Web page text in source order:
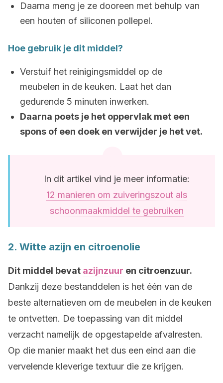
Daarna meng je ze dooreen met behulp van
een houten of siliconen pollepel.
Hoe gebruik je dit middel?
Verstuif het reinigingsmiddel op de
meubelen in de keuken. Laat het dan
gedurende 5 minuten inwerken.
Daarna poets je het oppervlak met een
spons of een doek en verwijder je het vet.
In dit artikel vind je meer informatie:
12 manieren om zuiveringszout als
schoonmaakmiddel te gebruiken
2. Witte azijn en citroenolie
Dit middel bevat azijnzuur en citroenzuur.
Dankzij deze bestanddelen is het één van de
beste alternatieven om de meubelen in de keuken
te ontvetten. De toepassing van dit middel
verzacht namelijk de opgestapelde afvalresten.
Op die manier maakt het dus een eind aan die
vervelende kleverige textuur die ze krijgen.